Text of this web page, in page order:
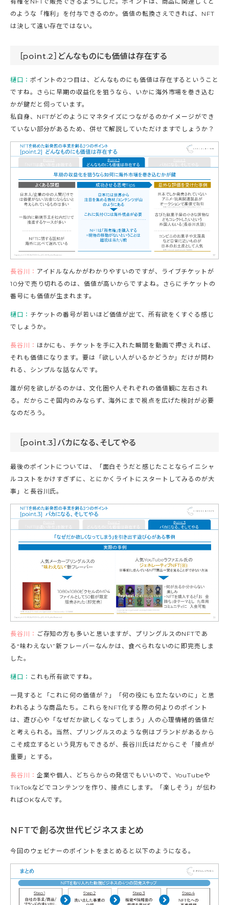
のような「権利」を付与できるのか。価値の転換さえできれば、NFT
は決して遠い存在ではない。
［point.2］どんなものにも価値は存在する
樋口： ポイントの2つ目は、どんなものにも価値は存在するということ
ですね。さらに早期の収益化を狙うなら、いかに海外市場を巻き込む
かが鍵だと伺っています。
私自身、NFTがどのようにマネタイズにつながるのかイメージができ
ていない部分があるため、併せて解説していただけますでしょうか？
長谷川： アイドルなんかがわかりやすいのですが、ライブチケットが
10分で売り切れるのは、価値が高いからですよね。さらにチケットの
番号にも価値が生まれます。
樋口： チケットの番号が若いほど価値が出て、所有欲をくすぐる感じ
でしょうか。
長谷川： ほかにも、チケットを手に入れた瞬間を動画で押さえれば、
それも価値になります。要は「欲しい人がいるかどうか」だけが問わ
れる、シンプルな話なんです。
誰が何を欲しがるのかは、文化圏や人それぞれの価値観に左右され
る。だからこそ国内のみならず、海外にまで視点を広げた検討が必要
なのだろう。
［point.3］バカになる、そしてやる
最後のポイントについては、「面白そうだと感じたことならイニシャ
ルコストをかけすぎずに、とにかくライトにスタートしてみるのが大
事」と長谷川氏。
長谷川： ご存知の方も多いと思いますが、プリングルスのNFTであ
る“味わえない”新フレーバーなんかは、食べられないのに即完売しま
した。
樋口： これも所有欲ですね。
一見すると「これに何の価値が？」「何の役にも立たないのに」と思
われるような商品たち。これらをNFT化する際の何よりのポイント
は、遊び心や「なぜだか欲しくなってしまう」人の心理――情緒的価値だ
と考えられる。当然、プリングルスのような例はブランドがあるから
こそ成立するという見方もできるが、長谷川氏はだからこそ「接点が
重要」とする。
長谷川： 企業や個人、どちらからの発信でもいいので、YouTubeや
TikTokなどでコンテンツを作り、接点にします。「楽しそう」が伝わ
ればOKなんです。
NFTで創る次世代ビジネスまとめ
今回のウェビナーのポイントをまとめると以下のようになる。